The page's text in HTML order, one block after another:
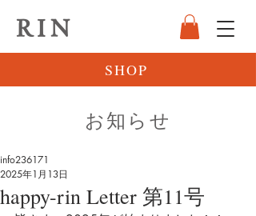
RIN
SHOP
お知らせ
happy-rin Letter 第11号
info236171
2025年1月13日